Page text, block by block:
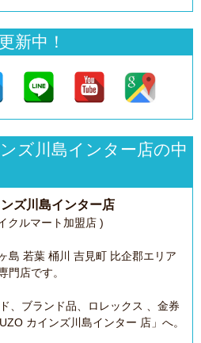
新中！
ズ川島インター店の中
ズ川島インター店
クルマート加盟店 )
島 若葉 桶川 吉見町 比企郡エリア
門店です。
、ブランド品、ロレックス 、金券
カインズ川島インター 店」へ。